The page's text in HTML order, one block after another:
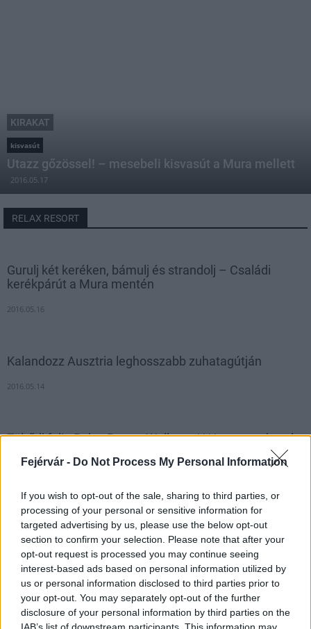
Fejérvár - Do Not Process My Personal Information
If you wish to opt-out of the sale, sharing to third parties, or
processing of your personal or sensitive information for
targeted advertising by us, please use the below opt-out
section to confirm your selection. Please note that after your
opt-out request is processed you may continue seeing
interest-based ads based on personal information utilized by
us or personal information disclosed to third parties prior to
your opt-out. You may separately opt-out of the further
disclosure of your personal information by third parties on the
IAB’s list of downstream participants. This information may
KIRAKAT
kisvasút
Utazz gőzössel! – mesebeli kisvasút a Mura mellett
2016.05.17
RELAX RESORT
Gurulj két keréken, bámulj és strandolj – Családi
kerékpárút a Mura mentén
2016.05.16
Kalandozz Ausztria leghosszabb zuhatagútján
2016.05.14
Töltődj fel! - Relax Resort Wellness**** magyar hotel
Tavaszi élményekre felkészülni, magyarok között
Ausztria zöld szívében!
2016.05.13
1